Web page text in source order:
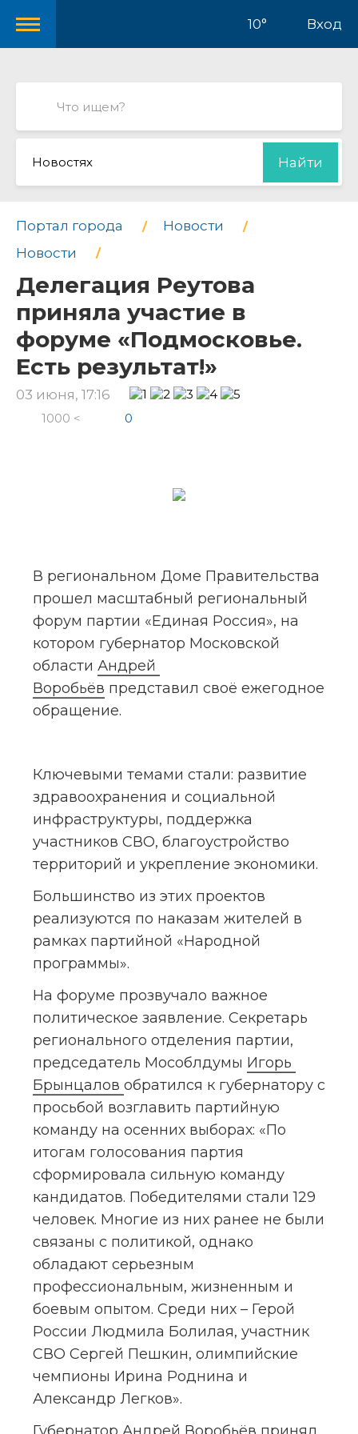
10° Вход
Новостях Найти
Портал города
Новости
Новости
Делегация Реутова
приняла участие в
форуме «Подмосковье.
Есть результат!»
03 июня, 17:16
1000 < 0
В региональном Доме Правительства
прошел масштабный региональный
форум партии «Единая Россия», на
котором губернатор Московской
области Андрей
Воробьёв представил своё ежегодное
обращение.
Ключевыми темами стали: развитие
здравоохранения и социальной
инфраструктуры, поддержка
участников СВО, благоустройство
территорий и укрепление экономики.
Большинство из этих проектов
реализуются по наказам жителей в
рамках партийной «Народной
программы».
На форуме прозвучало важное
политическое заявление. Секретарь
регионального отделения партии,
председатель Мособлдумы Игорь
Брынцалов обратился к губернатору с
просьбой возглавить партийную
команду на осенних выборах: «По
итогам голосования партия
сформировала сильную команду
кандидатов. Победителями стали 129
человек. Многие из них ранее не были
связаны с политикой, однако
обладают серьезным
профессиональным, жизненным и
боевым опытом. Среди них – Герой
России Людмила Болилая, участник
СВО Сергей Пешкин, олимпийские
чемпионы Ирина Роднина и
Александр Легков».